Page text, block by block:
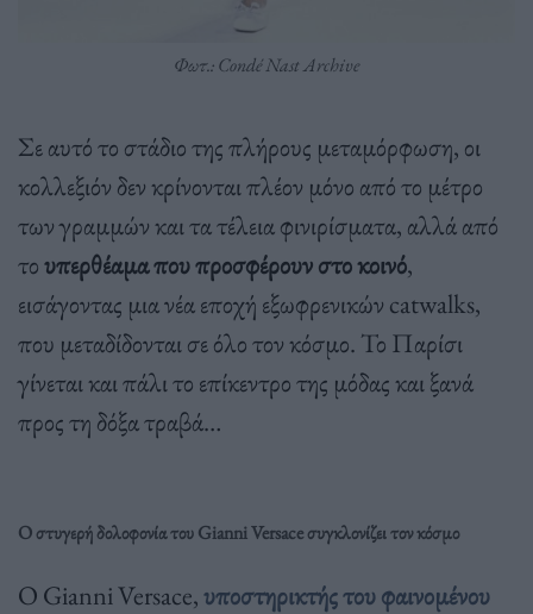
Φωτ.: Condé Nast Archive
Σε αυτό το στάδιο της πλήρους μεταμόρφωση, οι
κολλεξιόν δεν κρίνονται πλέον μόνο από το μέτρο
των γραμμών και τα τέλεια φινιρίσματα, αλλά από
τουπερθέαμα που προσφέρουν στο κοινό,
εισάγοντας μια νέα εποχή εξωφρενικών catwalks,
που μεταδίδονται σε όλο τον κόσμο. Το Παρίσι
γίνεται και πάλι το επίκεντρο της μόδας και ξανά
προς τη δόξα τραβά…
Ο στυγερή δολοφονία του Gianni Versace συγκλονίζει τον κόσμο
Ο Gianni Versace,υποστηρικτής του φαινομένου